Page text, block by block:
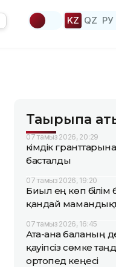
KZ QZ РУ
Тақырыпқа
07 тамыз 2026, 20:29
Әкімдік
басталды
07 тамыз 2026, 19:20
Биыл ең көп білім
қандай
07 тамыз 2026, 16:45
Ата-ана баланың
қауіпсіз сөмке
ортопед кеңесі